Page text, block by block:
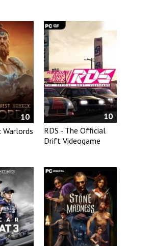
10
Warlords
10
RDS - The Official
Drift Videogame